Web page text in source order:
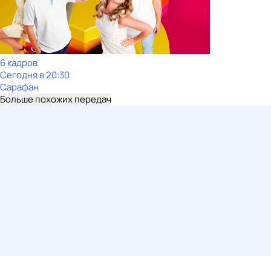
6 кадров
Сегодня в 20:30
Сарафан
Больше похожих передач